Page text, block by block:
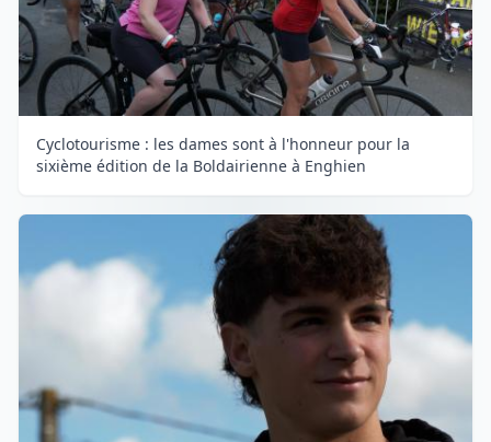
Cyclotourisme : les dames sont à l'honneur pour la
sixième édition de la Boldairienne à Enghien